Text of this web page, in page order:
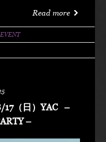
Read more
EVENT
17（日）YAC –
–